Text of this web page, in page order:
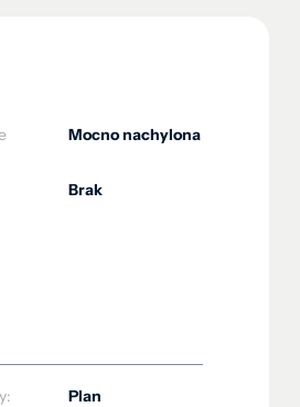
Mocno nachylona
Brak
Plan